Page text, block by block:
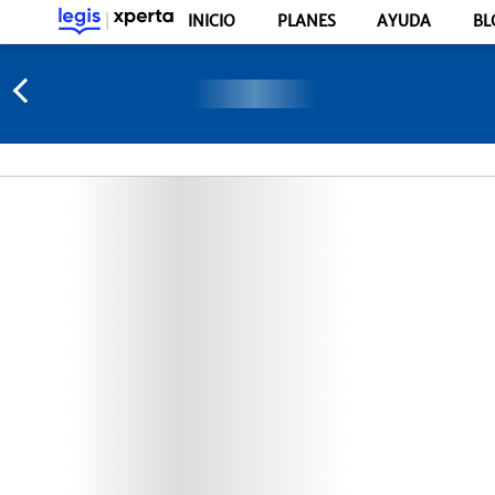
INICIO PLANES AYUDA